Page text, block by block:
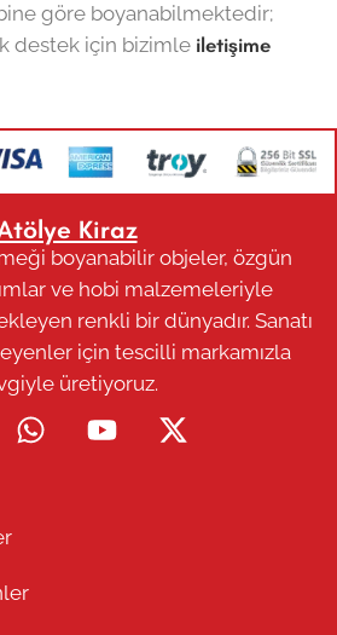
göre boyanabilmektedir;
destek için bizimle iletişime
Kiraz
boyanabilir objeler, özgün
ve hobi malzemeleriyle
renkli bir dünyadır. Sanatı
için tescilli markamızla
üretiyoruz.